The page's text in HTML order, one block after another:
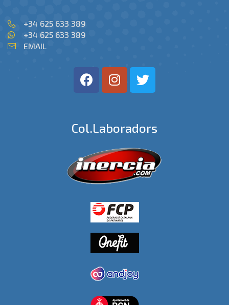
+34 625 633 389
+34 625 633 389
EMAIL
Col.laboradors